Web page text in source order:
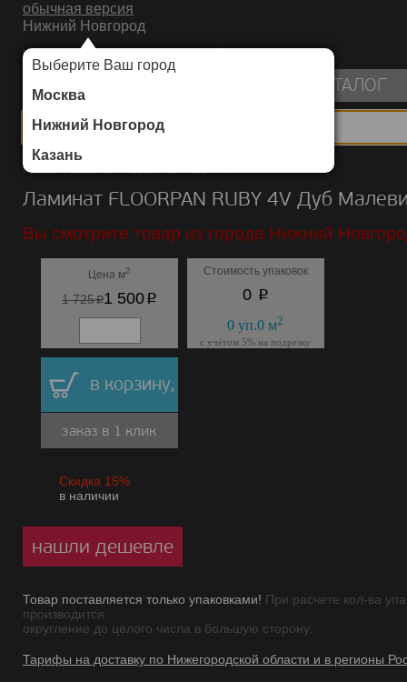
обычная версия
Нижний Новгород
Выберите Ваш город
Москва
Нижний Новгород
Казань
ИНТЕРНЕТ-МАГАЗИН НАПОЛЬНЫХ ПОКРЫТИЙ
КАТАЛОГ
Каталог/Ламинат/FLOORPAN/RUBY 4V
Ламинат FLOORPAN RUBY 4V Дуб
Вы смотрите товар из города Нижний
Цена м2
1 725p1 500p
Стоимость упаковок
0 p
0 уп.0 м2
с учётом 5% на подрезку
в корзину,
заказ в 1 клик
Скидка 15%
в наличии
нашли дешевле
Товар поставляется только упаковками! При расчете кол-ва
производится
округление до целого числа в большую сторону.
Тарифы на доставку по Нижегородской области и в регионы